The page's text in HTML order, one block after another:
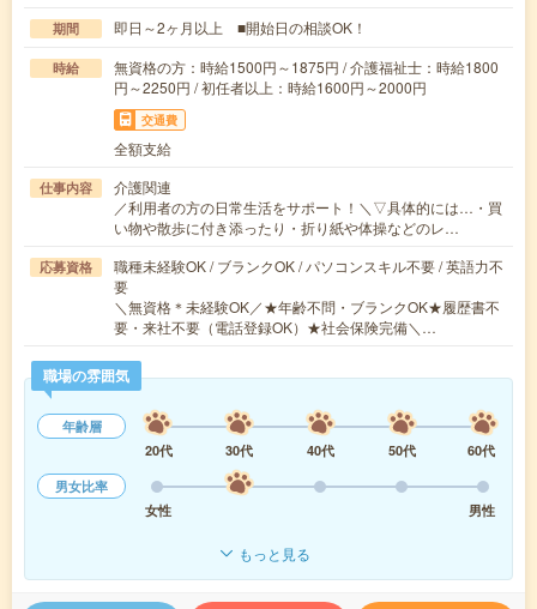
期間 即日～2ヶ月以上 ■開始日の相談OK！
時給
無資格の方：時給1500円～1875円 / 介護福祉士：時給1800
円～2250円 / 初任者以上：時給1600円～2000円
交通費
全額支給
仕事内容
介護関連
／利用者の方の日常生活をサポート！＼▽具体的には…・買
い物や散歩に付き添ったり・折り紙や体操などのレ…
応募資格
職種未経験OK / ブランクOK / パソコンスキル不要 / 英語力不
要
＼無資格＊未経験OK／★年齢不問・ブランクOK★履歴書不
要・来社不要（電話登録OK）★社会保険完備＼…
職場の雰囲気
年齢層
20代
30代 40代 50代
60代
男女比率
女性
男性
もっと見る